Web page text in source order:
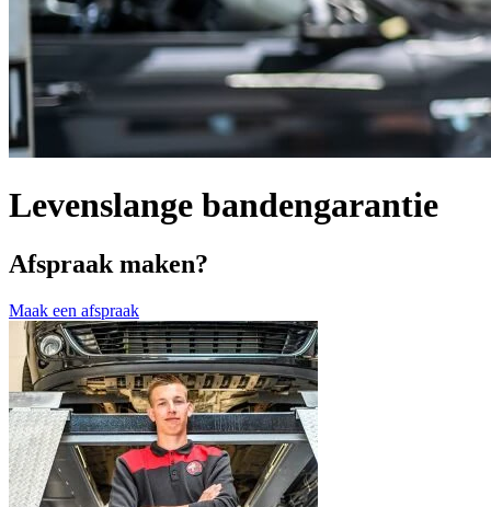
Levenslange bandengarantie
Afspraak maken?
Maak een afspraak